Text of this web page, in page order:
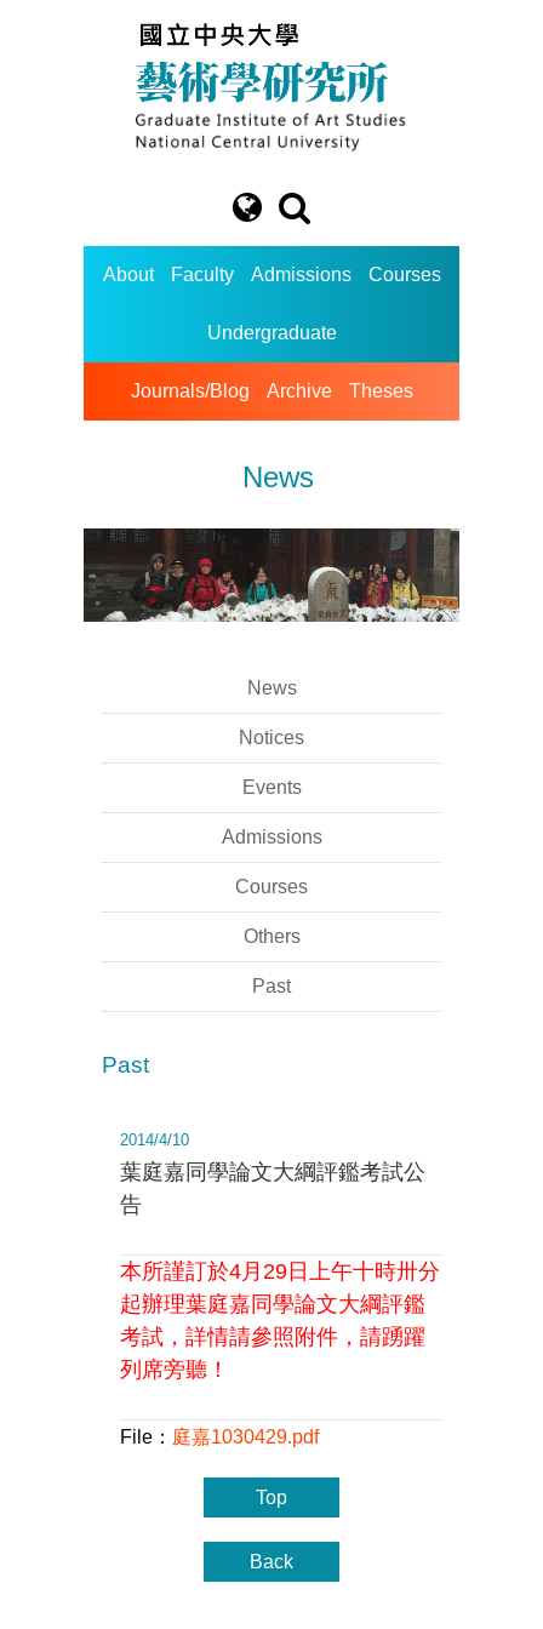
About Faculty Admissions Courses
Undergraduate
Journals/Blog Archive Theses
News
News
Notices
Events
Admissions
Courses
Others
Past
Past
2014/4/10
葉庭嘉同學論文大綱評鑑考試公
告
本所謹訂於4月29日上午十時卅分
起辦理葉庭嘉同學論文大綱評鑑
考試，詳情請參照附件，請踴躍
列席旁聽！
File： 庭嘉1030429.pdf
Top
Back